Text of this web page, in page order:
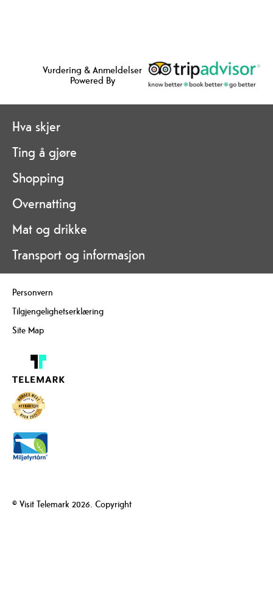
Vurdering & Anmeldelser
Powered By
Hva skjer
Ting å gjøre
Shopping
Overnatting
Mat og drikke
Transport og informasjon
Personvern
Tilgjengelighetserklæring
Site Map
© Visit Telemark 2026. Copyright